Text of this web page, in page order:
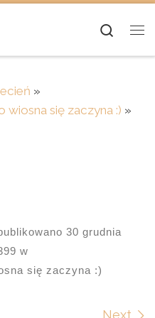
»
się zaczyna :) »
30 grudnia
w
się zaczyna :)
Next